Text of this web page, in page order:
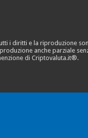
i diritti e la riproduzione
anche parziale
di Criptovaluta.it®.